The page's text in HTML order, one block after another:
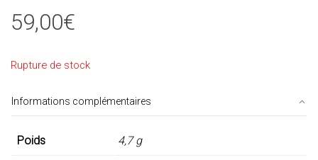
59,00€
Rupture de stock
Informations complémentaires
Poids 4,7 g